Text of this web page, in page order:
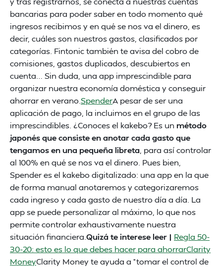
bancarias para poder saber en todo momento qué
ingresos recibimos y en qué se nos va el dinero, es
decir, cuáles son nuestros gastos, clasificados por
categorías. Fintonic también te avisa del cobro de
comisiones, gastos duplicados, descubiertos en
cuenta… Sin duda, una app imprescindible para
organizar nuestra economía doméstica y conseguir
ahorrar en verano. SpenderA pesar de ser una
aplicación de pago, la incluimos en el grupo de las
imprescindibles. ¿Conoces el kakebo? Es un método
japonés que consiste en anotar cada gasto que
tengamos en una pequeña libreta , para así controlar
al 100% en qué se nos va el dinero. Pues bien,
Spender es el kakebo digitalizado: una app en la que
de forma manual anotaremos y categorizaremos
cada ingreso y cada gasto de nuestro día a día. La
app se puede personalizar al máximo, lo que nos
permite controlar exhaustivamente nuestra
situación financiera. Quizá te interese leer | Regla 50-
30-20: esto es lo que debes hacer para ahorrarClarity
MoneyClarity Money te ayuda a “tomar el control de